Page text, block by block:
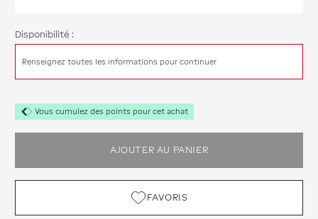
Disponibilité :
Renseignez toutes les informations pour continuer
Vous cumulez des points pour cet achat
AJOUTER AU PANIER
FAVORIS